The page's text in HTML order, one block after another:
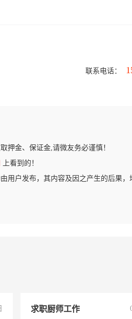
联系电话：
押金、保证金,请微友务必谨慎！
上看到的！
用户发布，其内容及因之产生的后果，
求职厨师工作